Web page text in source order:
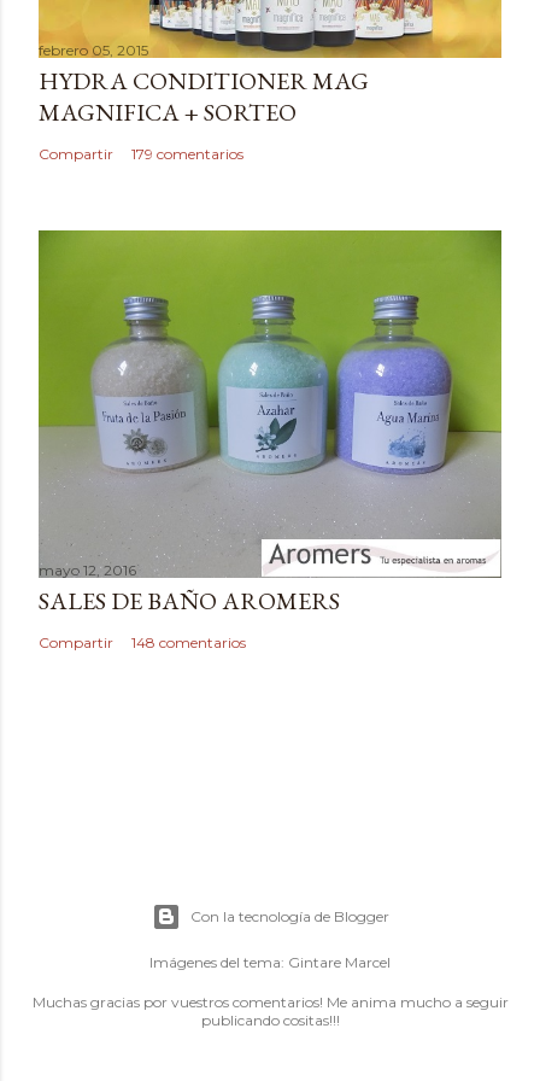
a
r
u
n
c
o
febrero 05, 2015
HYDRA CONDITIONER MAG
MAGNIFICA + SORTEO
Compartir 179 comentarios
mayo 12, 2016
SALES DE BAÑO AROMERS
Compartir 148 comentarios
Con la tecnología de Blogger
Imágenes del tema: Gintare Marcel
Muchas gracias por vuestros comentarios! Me anima mucho a seguir
publicando cositas!!!